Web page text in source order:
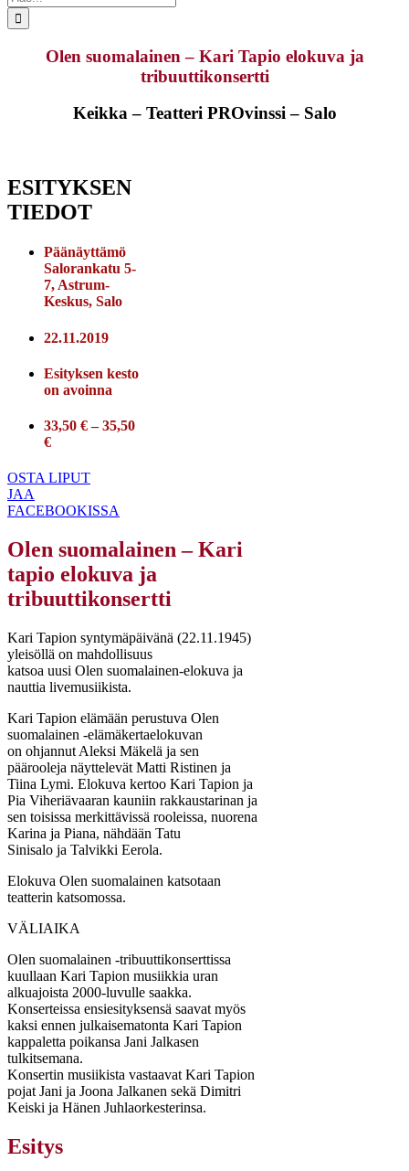
...
Olen suomalainen – Kari Tapio elokuva ja
tribuuttikonsertti
Keikka – Teatteri PROvinssi – Salo
ESITYKSEN
TIEDOT
Päänäyttämö
Salorankatu 5-
7, Astrum-
Keskus, Salo
22.11.2019
Esityksen kesto
on avoinna
33,50 € – 35,50
€
OSTA LIPUT
JAA
FACEBOOKISSA
Olen suomalainen – Kari
tapio elokuva ja
tribuuttikonsertti
Kari Tapion syntymäpäivänä (22.11.1945)
yleisöllä on mahdollisuus
katsoa uusi Olen suomalainen-elokuva ja
nauttia livemusiikista.
Kari Tapion elämään perustuva Olen
suomalainen -elämäkertaelokuvan
on ohjannut Aleksi Mäkelä ja sen
päärooleja näyttelevät Matti Ristinen ja
Tiina Lymi. Elokuva kertoo Kari Tapion ja
Pia Viheriävaaran kauniin rakkaustarinan ja
sen toisissa merkittävissä rooleissa, nuorena
Karina ja Piana, nähdään Tatu
Sinisalo ja Talvikki Eerola.
Elokuva Olen suomalainen katsotaan
teatterin katsomossa.
VÄLIAIKA
Olen suomalainen -tribuuttikonserttissa
kuullaan Kari Tapion musiikkia uran
alkuajoista 2000-luvulle saakka.
Konserteissa ensiesityksensä saavat myös
kaksi ennen julkaisematonta Kari Tapion
kappaletta poikansa Jani Jalkasen
tulkitsemana.
Konsertin musiikista vastaavat Kari Tapion
pojat Jani ja Joona Jalkanen sekä Dimitri
Keiski ja Hänen Juhlaorkesterinsa.
Esitys